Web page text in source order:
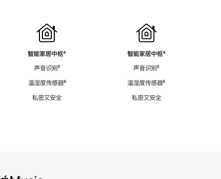
智能家居中枢脚
⁴
声音识别脚
⁵
温湿度传感器脚
⁶
私密又安全
智能家居中枢脚
⁴
声音识别脚
⁵
温湿度传感器脚
⁶
私密又安全